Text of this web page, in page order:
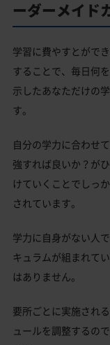
ーダーメイド
学習に費やすとがで
することで、毎日何
示したあなただけの
す。
自分の学力に合わせ
強すれば良いか？が
けていくことでしっ
されています。
学力に自身がない人
キュラムが組まれて
はありません。
要所ごとに実施され
ュールを調整するの